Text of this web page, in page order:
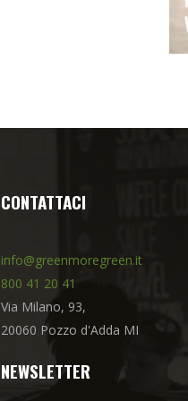
CONTATTACI
info@greenmoregreen.it
800 41 20 41
Via Milano, 93,
20060 Pozzo d'Adda MI
NEWSLETTER